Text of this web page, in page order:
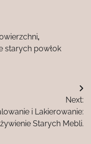
,
starych powłok
Next:
i Lakierowanie:
Starych Mebli.